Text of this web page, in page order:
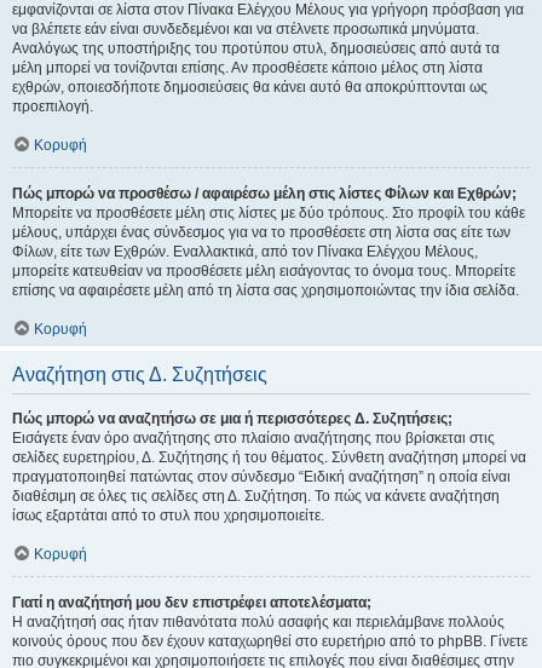
εμφανίζονται σε λίστα στον Πίνακα Ελέγχου Μέλους για γρήγορη πρόσβαση για
να βλέπετε εάν είναι συνδεδεμένοι και να στέλνετε προσωπικά μηνύματα.
Αναλόγως της υποστήριξης του προτύπου στυλ, δημοσιεύσεις από αυτά τα
μέλη μπορεί να τονίζονται επίσης. Αν προσθέσετε κάποιο μέλος στη λίστα
εχθρών, οποιεσδήποτε δημοσιεύσεις θα κάνει αυτό θα αποκρύπτονται ως
προεπιλογή.
Κορυφή
Πώς μπορώ να προσθέσω / αφαιρέσω μέλη στις λίστες Φίλων και Εχθρών;
Μπορείτε να προσθέσετε μέλη στις λίστες με δύο τρόπους. Στο προφίλ του κάθε
μέλους, υπάρχει ένας σύνδεσμος για να το προσθέσετε στη λίστα σας είτε των
Φίλων, είτε των Εχθρών. Εναλλακτικά, από τον Πίνακα Ελέγχου Μέλους,
μπορείτε κατευθείαν να προσθέσετε μέλη εισάγοντας το όνομα τους. Μπορείτε
επίσης να αφαιρέσετε μέλη από τη λίστα σας χρησιμοποιώντας την ίδια σελίδα.
Κορυφή
Αναζήτηση στις Δ. Συζητήσεις
Πώς μπορώ να αναζητήσω σε μια ή περισσότερες Δ. Συζητήσεις;
Εισάγετε έναν όρο αναζήτησης στο πλαίσιο αναζήτησης που βρίσκεται στις
σελίδες ευρετηρίου, Δ. Συζήτησης ή του θέματος. Σύνθετη αναζήτηση μπορεί να
πραγματοποιηθεί πατώντας στον σύνδεσμο “Ειδική αναζήτηση” η οποία είναι
διαθέσιμη σε όλες τις σελίδες στη Δ. Συζήτηση. Το πώς να κάνετε αναζήτηση
ίσως εξαρτάται από το στυλ που χρησιμοποιείτε.
Κορυφή
Γιατί η αναζήτησή μου δεν επιστρέφει αποτελέσματα;
Η αναζήτησή σας ήταν πιθανότατα πολύ ασαφής και περιελάμβανε πολλούς
κοινούς όρους που δεν έχουν καταχωρηθεί στο ευρετήριο από το phpBB. Γίνετε
πιο συγκεκριμένοι και χρησιμοποιήσετε τις επιλογές που είναι διαθέσιμες στην